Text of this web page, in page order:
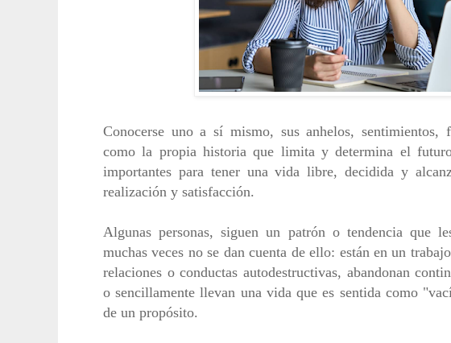
Conocerse uno a sí mismo, sus anhelos, sentimientos,
como la propia historia que limita y determina el
importantes para tener una vida libre, decidida y
realización y satisfacción.
Algunas personas, siguen un patrón o tendencia que
muchas veces no se dan cuenta de ello: están en un
relaciones o conductas autodestructivas, abandonan
o sencillamente llevan una vida que es sentida como
de un propósito.